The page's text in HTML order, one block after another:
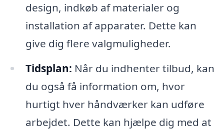
design, indkøb af materialer og
installation af apparater. Dette kan
give dig flere valgmuligheder.
Tidsplan: Når du indhenter tilbud, kan
du også få information om, hvor
hurtigt hver håndværker kan udføre
arbejdet. Dette kan hjælpe dig med at